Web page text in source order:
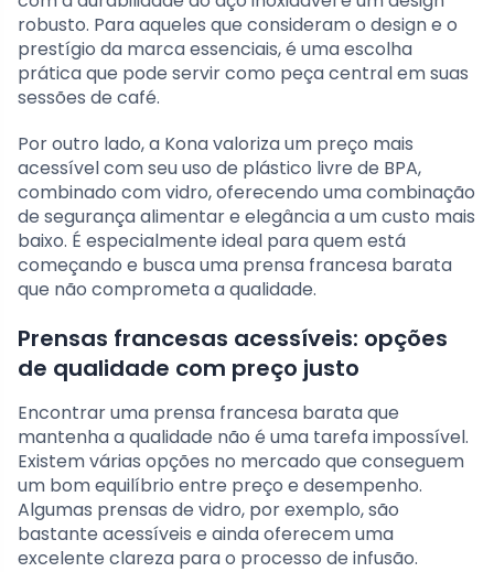
robusto. Para aqueles que consideram o design e o
prestígio da marca essenciais, é uma escolha
prática que pode servir como peça central em suas
sessões de café.
Por outro lado, a Kona valoriza um preço mais
acessível com seu uso de plástico livre de BPA,
combinado com vidro, oferecendo uma combinação
de segurança alimentar e elegância a um custo mais
baixo. É especialmente ideal para quem está
começando e busca uma prensa francesa barata
que não comprometa a qualidade.
Prensas francesas acessíveis: opções
de qualidade com preço justo
Encontrar uma prensa francesa barata que
mantenha a qualidade não é uma tarefa impossível.
Existem várias opções no mercado que conseguem
um bom equilíbrio entre preço e desempenho.
Algumas prensas de vidro, por exemplo, são
bastante acessíveis e ainda oferecem uma
excelente clareza para o processo de infusão.